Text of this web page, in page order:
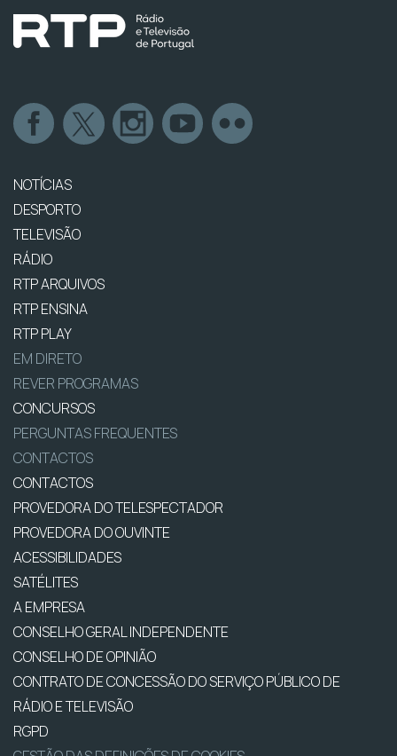
NOTÍCIAS
DESPORTO
TELEVISÃO
RÁDIO
RTP ARQUIVOS
RTP ENSINA
RTP PLAY
EM DIRETO
REVER PROGRAMAS
CONCURSOS
PERGUNTAS FREQUENTES
CONTACTOS
CONTACTOS
PROVEDORA DO TELESPECTADOR
PROVEDORA DO OUVINTE
ACESSIBILIDADES
SATÉLITES
A EMPRESA
CONSELHO GERAL INDEPENDENTE
CONSELHO DE OPINIÃO
CONTRATO DE CONCESSÃO DO SERVIÇO PÚBLICO DE
RÁDIO E TELEVISÃO
RGPD